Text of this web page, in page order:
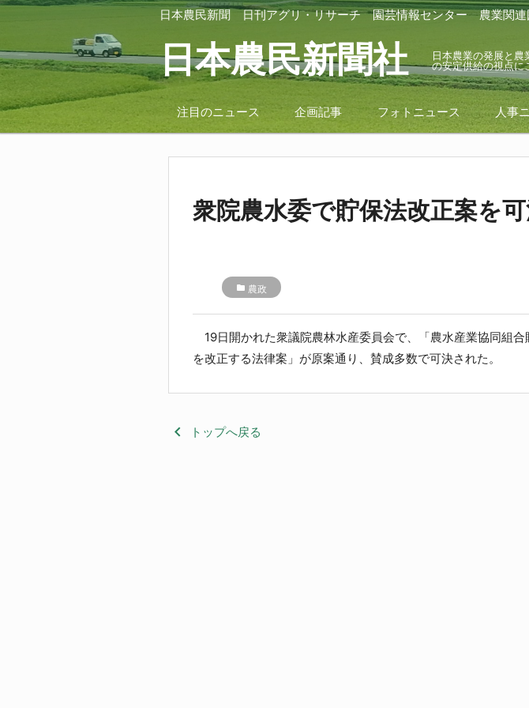
日本農民新聞 日刊アグリ・リサーチ 園芸情報センター 農業関
日本農民新聞社
日本農業の発展と
の安定供給の視点に
注目のニュース 企画記事 フォトニュース 人事
衆院農水委で貯保法改正案を
folder 農政
19日開かれた衆議院農林水産委員会で、「農水産業協同組合
を改正する法律案」が原案通り、賛成多数で可決された。
keyboard_arrow_left トップへ戻る